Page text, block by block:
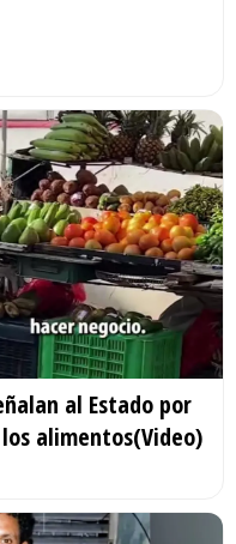
al Estado por
alimentos(Video)